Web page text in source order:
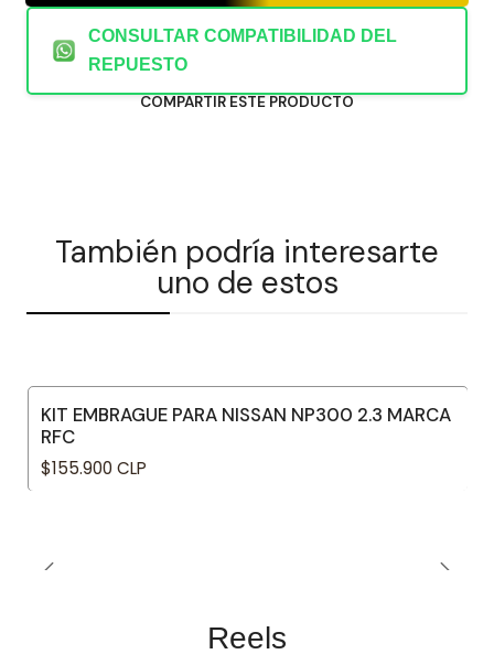
CONSULTAR COMPATIBILIDAD DEL
REPUESTO
COMPARTIR ESTE PRODUCTO
También podría interesarte
uno de estos
KIT EMBRAGUE PARA NISSAN NP300 2.3 MARCA
RFC
$155.900 CLP
Reels